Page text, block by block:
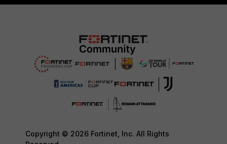
Copyright © 2026 Fortinet, Inc. All Rights